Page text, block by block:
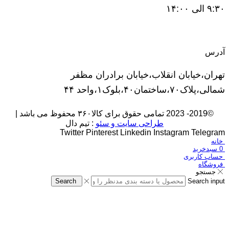
۹:۳۰ الی ۱۴:۰۰
آدرس
تهران،خیابان انقلاب،خیابان برادران مظفر
شمالی،پلاک۷۰،ساختمان۴۰،بلوک۱،واحد ۴۴
©2019- 2023 تمامی حقوق برای کالا۳۶۰ محفوظ می باشد |
طراحی سایت و سئو : تیم دال
Twitter Pinterest Linkedin Instagram Telegram
خانه
0 سبدخرید
حساب کاربری
فروشگاه
جستجو
Search input
Search